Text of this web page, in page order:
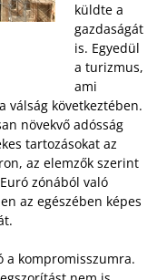
küldte a
gazdaságát
is. Egyedül
a turizmus,
ami
válság következtében.
növekvő adósság
tartozásokat az
az elemzők szerint
zónából való
az egészében képes
a kompromisszumra.